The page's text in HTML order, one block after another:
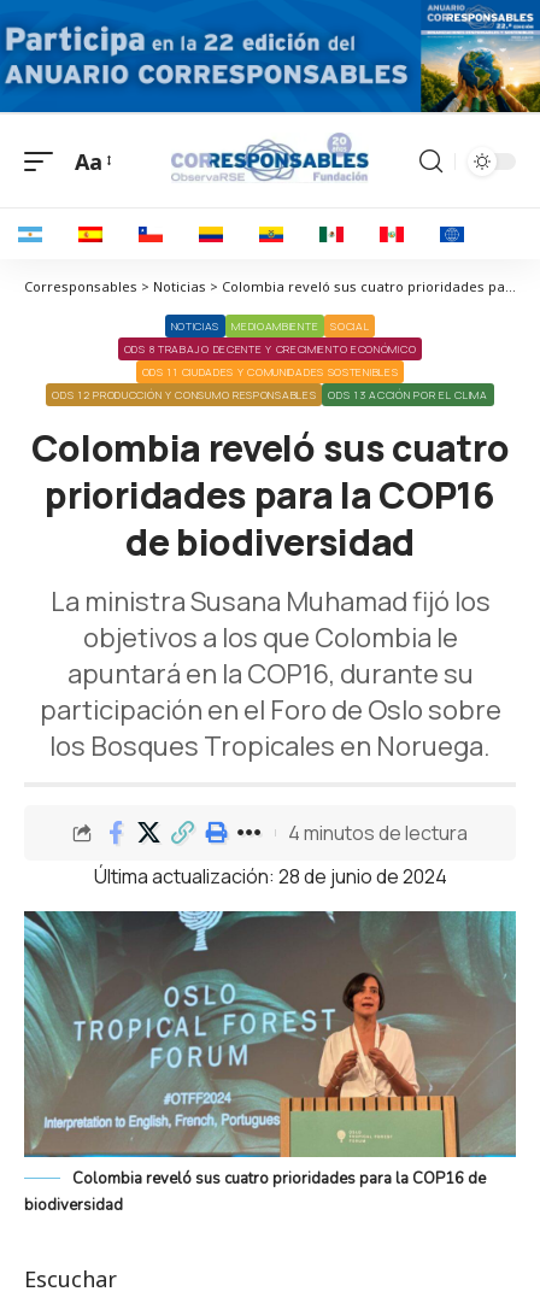
Aa
Corresponsables > Noticias > Colombia reveló sus cuatro prioridades para la COP16 de biodiversidad
NOTICIAS MEDIOAMBIENTE
SOCIAL
ODS 8 TRABAJO DECENTE Y CRECIMIENTO ECONÓMICO
ODS 11 CIUDADES Y COMUNIDADES SOSTENIBLES
ODS 12 PRODUCCIÓN Y CONSUMO RESPONSABLES
ODS 13 ACCIÓN POR EL CLIMA
Colombia reveló sus cuatro
prioridades para la COP16
de biodiversidad
La ministra Susana Muhamad fijó los
objetivos a los que Colombia le
apuntará en la COP16, durante su
participación en el Foro de Oslo sobre
los Bosques Tropicales en Noruega.
Última actualización: 28 de junio de 2024
4 minutos de lectura
Colombia reveló sus cuatro prioridades para la COP16 de
biodiversidad
Escuchar